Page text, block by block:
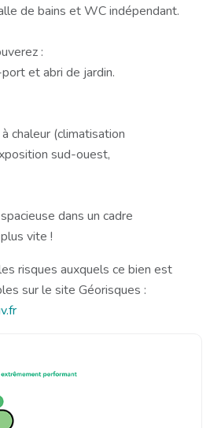
de bains et WC indépendant.
:
et abri de jardin.
chaleur (climatisation
sud-ouest,
dans un cadre
vite !
risques auxquels ce bien est
sur le site Géorisques :